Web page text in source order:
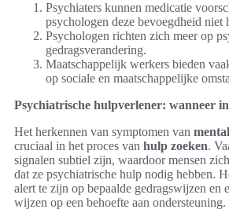
Psychiaters kunnen medicatie
psychologen deze bevoegdheid niet
Psychologen richten zich meer op
gedragsverandering.
Maatschappelijk werkers bieden
op sociale en maatschappelijke
Psychiatrische hulpverlener: wanneer
Het herkennen van symptomen van
cruciaal in het proces van hulp zoeken.
signalen subtiel zijn, waardoor mensen
dat ze psychiatrische hulp nodig hebben.
alert te zijn op bepaalde gedragswijzen en
wijzen op een behoefte aan ondersteuning.